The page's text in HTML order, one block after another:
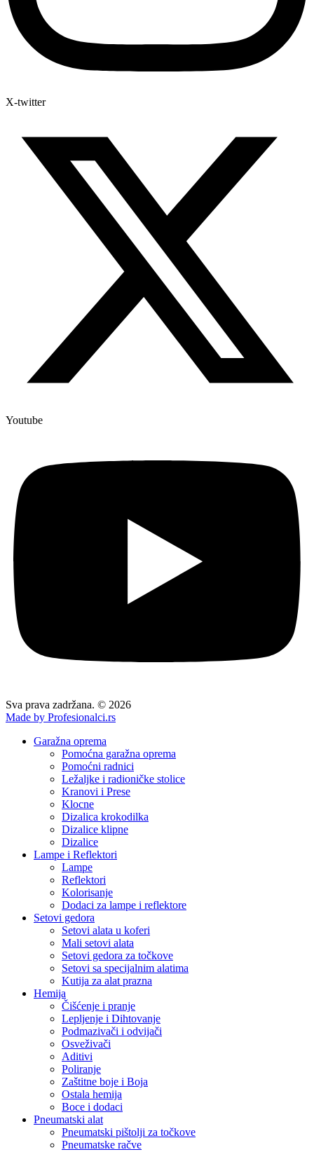
X-twitter
Youtube
Sva prava zadržana. © 2026
Made by Profesionalci.rs
Garažna oprema
Pomoćna garažna oprema
Pomoćni radnici
Ležaljke i radioničke stolice
Kranovi i Prese
Klocne
Dizalica krokodilka
Dizalice klipne
Dizalice
Lampe i Reflektori
Lampe
Reflektori
Kolorisanje
Dodaci za lampe i reflektore
Setovi gedora
Setovi alata u koferi
Mali setovi alata
Setovi gedora za točkove
Setovi sa specijalnim alatima
Kutija za alat prazna
Hemija
Čišćenje i pranje
Lepljenje i Dihtovanje
Podmazivači i odvijači
Osveživači
Aditivi
Poliranje
Zaštitne boje i Boja
Ostala hemija
Boce i dodaci
Pneumatski alat
Pneumatski pištolji za točkove
Pneumatske račve